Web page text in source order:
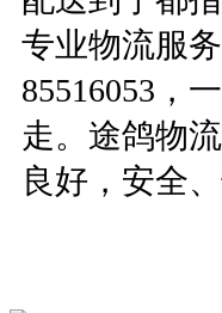
专业物流服
85516053 ，
走。途鸽物
良好，安全